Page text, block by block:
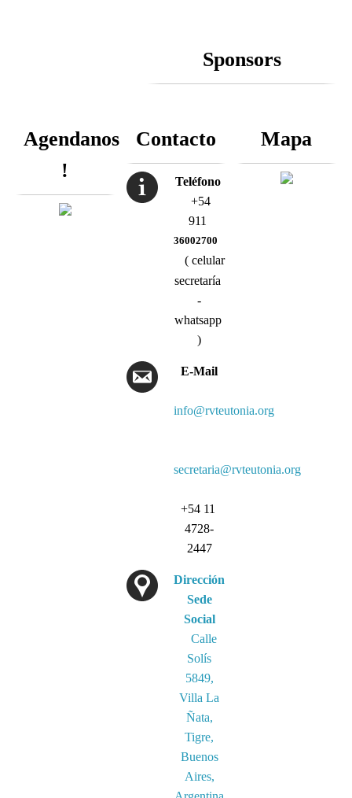
Sponsors
Agendanos
!
Contacto
Teléfono
+54
911
36002700
( celular
secretaría
-
whatsapp
)
E-Mail
info@rvteutonia.org
secretaria@rvteutonia.org
+54 11
4728-
2447
Dirección
Sede
Social
Calle
Solís
5849,
Villa La
Ñata,
Tigre,
Buenos
Aires,
Mapa